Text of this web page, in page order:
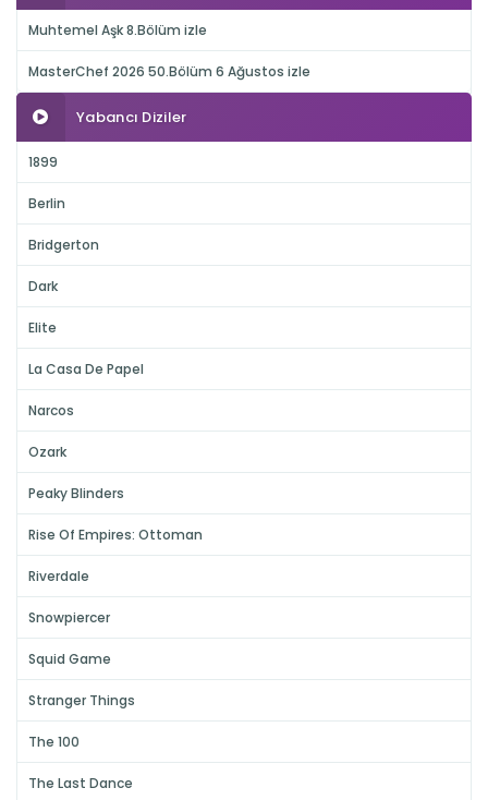
Muhtemel Aşk 8.Bölüm izle
MasterChef 2026 50.Bölüm 6 Ağustos izle
Yabancı Diziler
1899
Berlin
Bridgerton
Dark
Elite
La Casa De Papel
Narcos
Ozark
Peaky Blinders
Rise Of Empires: Ottoman
Riverdale
Snowpiercer
Squid Game
Stranger Things
The 100
The Last Dance